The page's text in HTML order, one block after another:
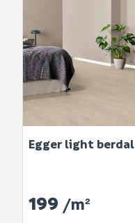
Egger light
199 /m²